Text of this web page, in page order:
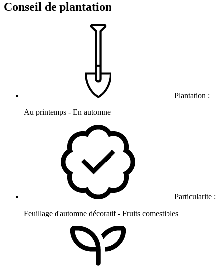
Conseil de plantation
Plantation :
Au printemps - En automne
Particularite :
Feuillage d'automne décoratif - Fruits comestibles